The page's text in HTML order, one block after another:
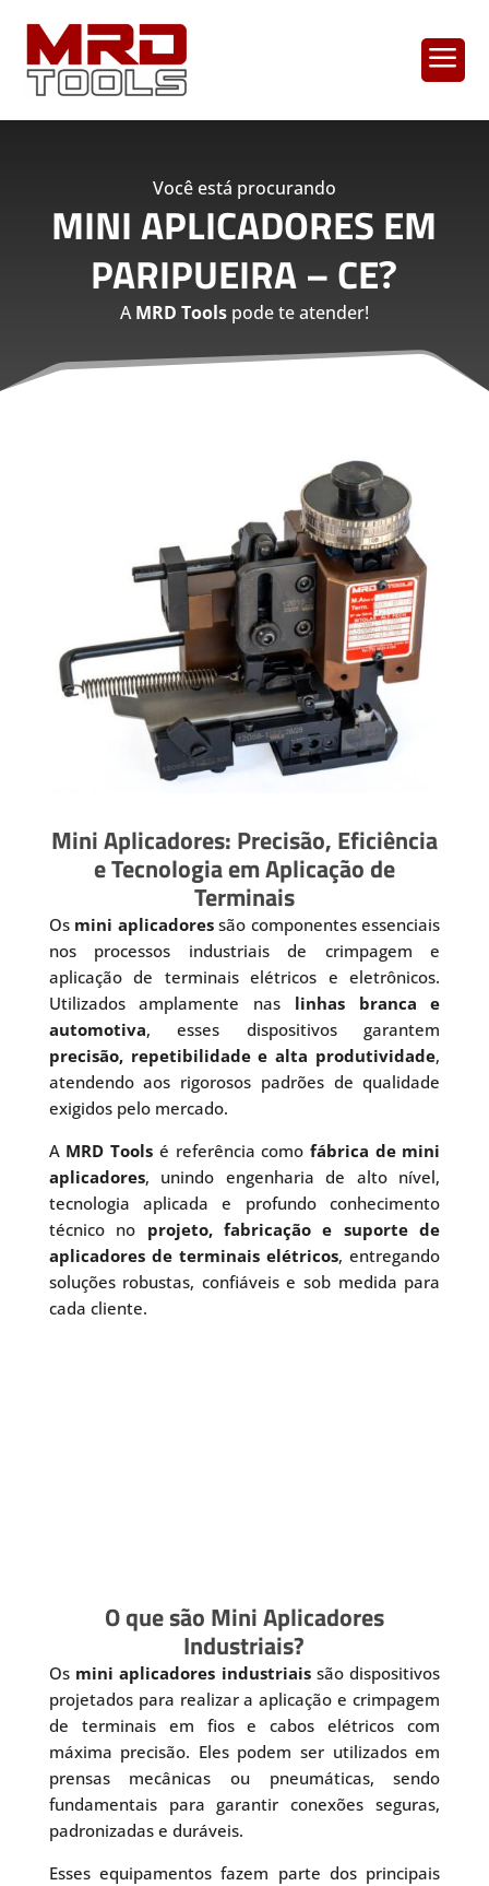
a
Você está procurando
MINI APLICADORES EM
PARIPUEIRA – CE?
AMRD Toolspode te atender!
Mini Aplicadores: Precisão, Eficiência
e Tecnologia em Aplicação de
Terminais
Os mini aplicadoressão componentes essenciais
nos processos industriais de crimpagem e
aplicação de terminais elétricos e eletrônicos.
Utilizados amplamente nas linhas branca e
automotiva, esses dispositivos garantem
precisão, repetibilidade e alta produtividade,
atendendo aos rigorosos padrões de qualidade
exigidos pelo mercado.
A MRD Tools é referência como fábrica de mini
aplicadores, unindo engenharia de alto nível,
tecnologia aplicada e profundo conhecimento
técnico no projeto, fabricação e suporte de
aplicadores de terminais elétricos, entregando
soluções robustas, confiáveis e sob medida para
cada cliente.
O que são Mini Aplicadores
Industriais?
Os mini aplicadores industriaissão dispositivos
projetados para realizar a aplicação e crimpagem
de terminais em fios e cabos elétricos com
máxima precisão. Eles podem ser utilizados em
prensas mecânicas ou pneumáticas, sendo
fundamentais para garantir conexões seguras,
padronizadas e duráveis.
Esses equipamentos fazem parte dos principais